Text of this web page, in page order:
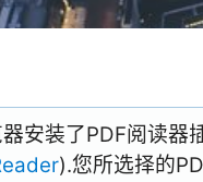
安装了PDF阅读器
).您所选择的